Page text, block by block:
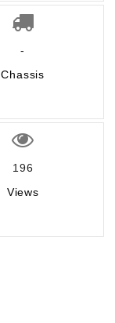
-
Chassis
196
Views